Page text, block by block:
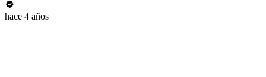
hace 4 años